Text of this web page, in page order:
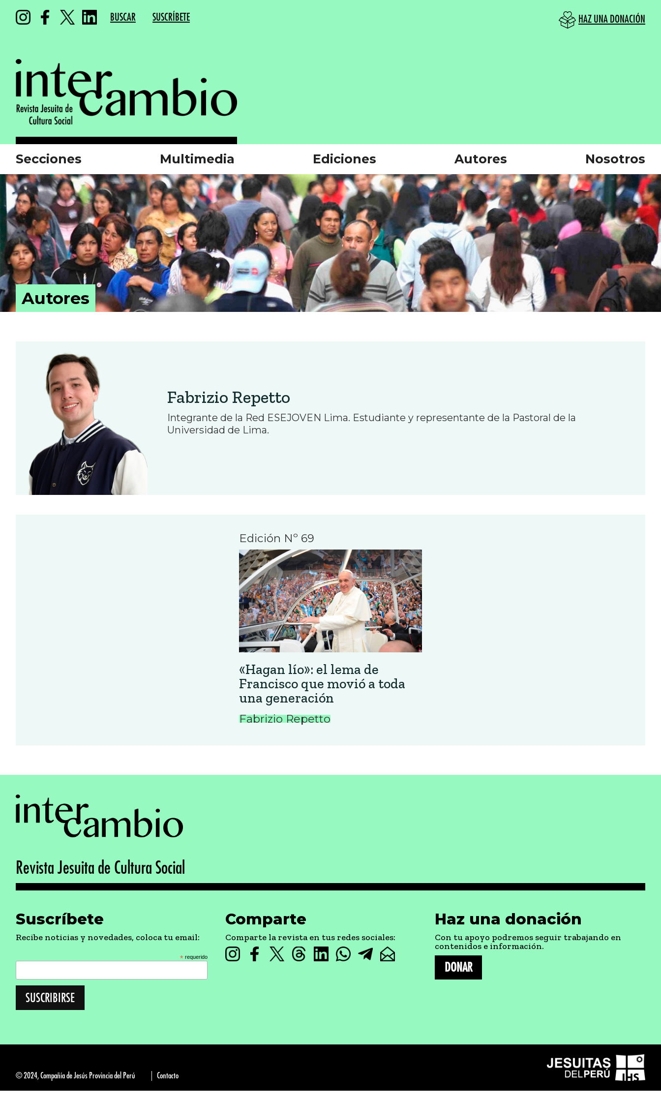
BUSCAR SUSCRÍBETE HAZ UNA DONACIÓN
Secciones Multimedia Ediciones Autores Nosotros
Autores
Fabrizio Repetto
Integrante de la Red ESEJOVEN Lima. Estudiante y representante de la Pastoral de la
Universidad de Lima.
Edición Nº 69
«Hagan lío»: el lema de
Francisco que movió a toda
una generación
Fabrizio Repetto
Revista Jesuita de Cultura Social
Suscríbete
Recibe noticias y novedades, coloca tu email:
* requerido
Comparte
Comparte la revista en tus redes sociales:
Haz una donación
Con tu apoyo podremos seguir trabajando en
contenidos e información.
DONAR
© 2024, Compañía de Jesús Provincia del Perú Contacto